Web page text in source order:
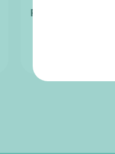
Pilier Clic’nLoc